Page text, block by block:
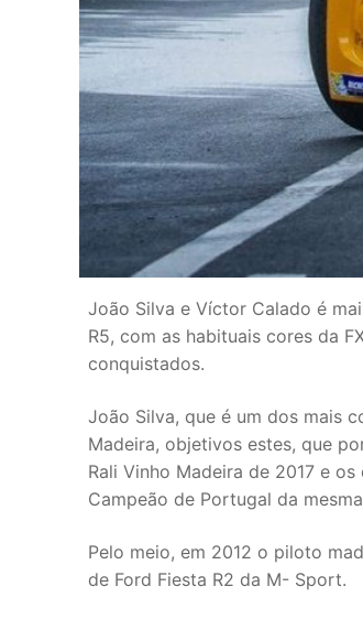
João Silva e Víctor Calado é
R5, com as habituais cores da
conquistados.
João Silva, que é um dos mais
Madeira, objetivos estes, que
Rali Vinho Madeira de 2017 e
Campeão de Portugal da
Pelo meio, em 2012 o piloto
de Ford Fiesta R2 da M- Sport.